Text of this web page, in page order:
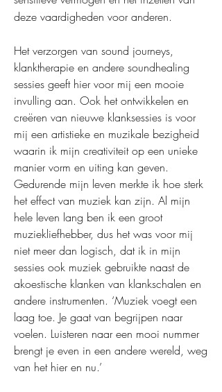
deze vaardigheden voor anderen.
Het verzorgen van sound journeys,
klanktherapie en andere soundhealing
sessies geeft hier voor mij een mooie
invulling aan. Ook het ontwikkelen en
creëren van nieuwe klanksessies is voor
mij een artistieke en muzikale bezigheid
waarin ik mijn creativiteit op een unieke
manier vorm en uiting kan geven.
Gedurende mijn leven merkte ik hoe sterk
het effect van muziek kan zijn. Al mijn
hele leven lang ben ik een groot
muziekliefhebber, dus het was voor mij
niet meer dan logisch, dat ik in mijn
sessies ook muziek gebruikte naast de
akoestische klanken van klankschalen en
andere instrumenten. ‘Muziek voegt een
laag toe. Je gaat van begrijpen naar
voelen. Luisteren naar een mooi nummer
brengt je even in een andere wereld, weg
van het hier en nu.’